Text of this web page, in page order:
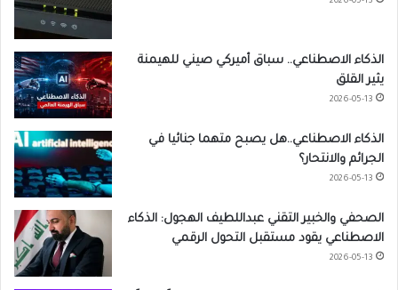
الذكاء الاصطناعي.. سباق أميركي صيني للهيمنة
يثير القلق
2026-05-13
الذكاء الاصطناعي..هل يصبح متهما جنائيا في
الجرائم والانتحار؟
2026-05-13
الصحفي والخبير التقني عبداللطيف الهجول: الذكاء
الاصطناعي يقود مستقبل التحول الرقمي
2026-05-13